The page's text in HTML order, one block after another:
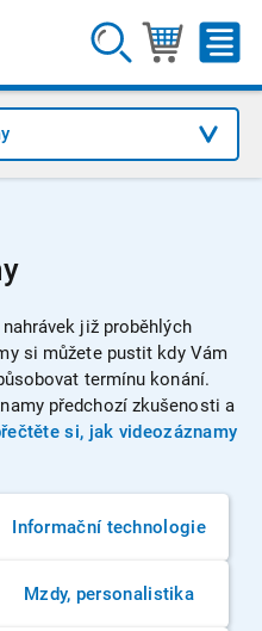
již proběhlých
si můžete pustit kdy Vám
termínu konání.
předchozí zkušenosti a
si, jak videozáznamy
Informační technologie
Mzdy, personalistika